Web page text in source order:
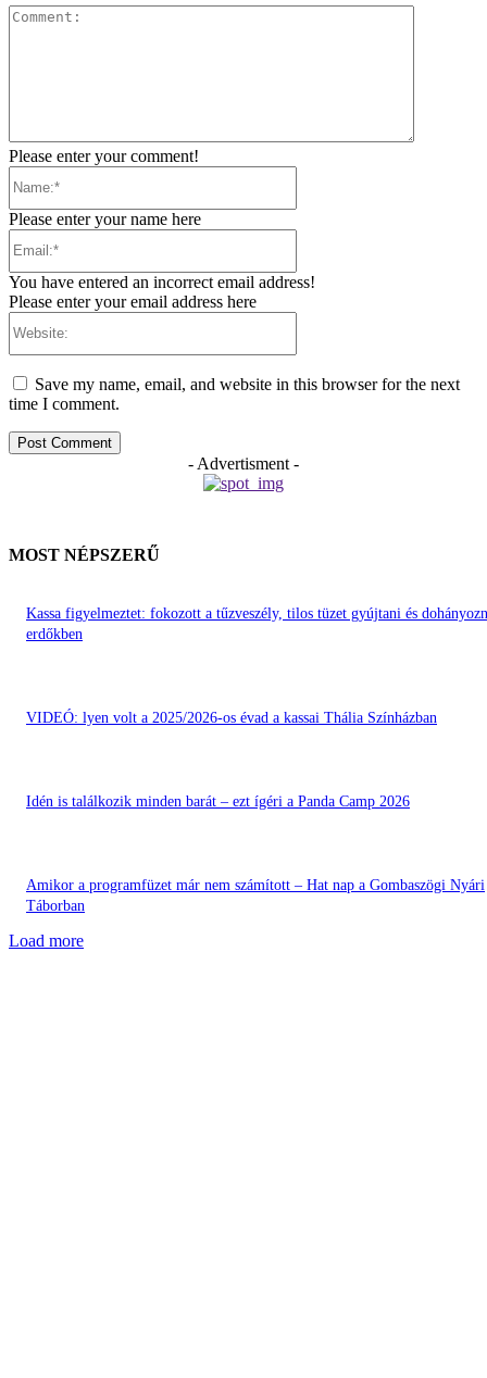
Please enter your comment!
Please enter your name here
You have entered an incorrect email address!
Please enter your email address here
Save my name, email, and website in this browser for the next
time I comment.
- Advertisment -
MOST NÉPSZERŰ
Kassa figyelmeztet: fokozott a tűzveszély, tilos tüzet gyújtani és
erdőkben
VIDEÓ: lyen volt a 2025/2026-os évad a kassai Thália Színházban
Idén is találkozik minden barát – ezt ígéri a Panda Camp 2026
Amikor a programfüzet már nem számított – Hat nap a Gombaszögi Nyári
Táborban
Load more